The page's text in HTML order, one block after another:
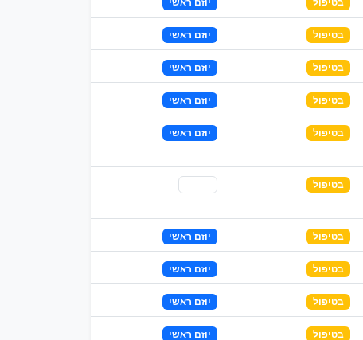
בטיפול יוזם ראשי
בטיפול יוזם ראשי
בטיפול יוזם ראשי
בטיפול יוזם ראשי
בטיפול
בטיפול יוזם ראשי
בטיפול יוזם ראשי
בטיפול יוזם ראשי
בטיפול יוזם ראשי